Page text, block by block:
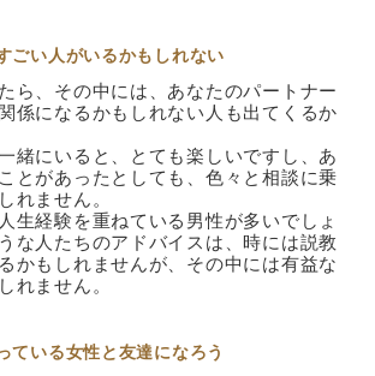
ごい人がいるかもしれない
ら、その中には、あなたのパートナー
係になるかもしれない人も出てくるか
緒にいると、とても楽しいですし、あ
とがあったとしても、色々と相談に乗
れません。
生経験を重ねている男性が多いでしょ
な人たちのアドバイスは、時には説教
かもしれませんが、その中には有益な
れません。
ている女性と友達になろう